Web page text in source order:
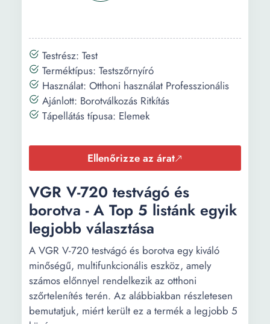
Testrész: Test
Terméktípus: Testszőrnyíró
Használat: Otthoni használat Professzionális
Ajánlott: Borotválkozás Ritkítás
Tápellátás típusa: Elemek
Ellenőrizze az árat
VGR V-720 testvágó és
borotva - A Top 5 listánk egyik
legjobb választása
A VGR V-720 testvágó és borotva egy kiváló
minőségű, multifunkcionális eszköz, amely
számos előnnyel rendelkezik az otthoni
szőrtelenítés terén. Az alábbiakban részletesen
bemutatjuk, miért került ez a termék a legjobb 5